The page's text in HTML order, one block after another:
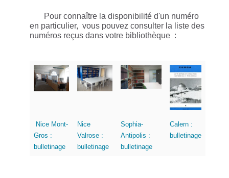
Pour connaître la disponibilité d'un numéro
en particulier, vous pouvez consulter la liste des
numéros reçus dans votre bibliothèque :
Nice Mont-
Gros :
bulletinage
Nice
Valrose :
bulletinage
Sophia-
Antipolis :
bulletinage
Calern :
bulletinage